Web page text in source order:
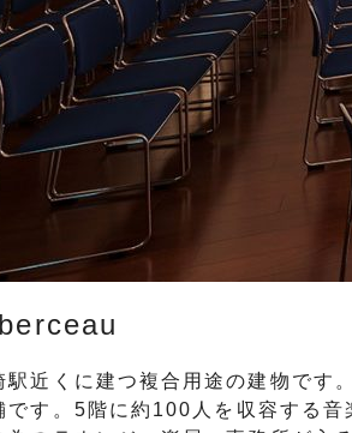
駅近くに建つ複合用途の建物です
です。5階に約100人を収容する音